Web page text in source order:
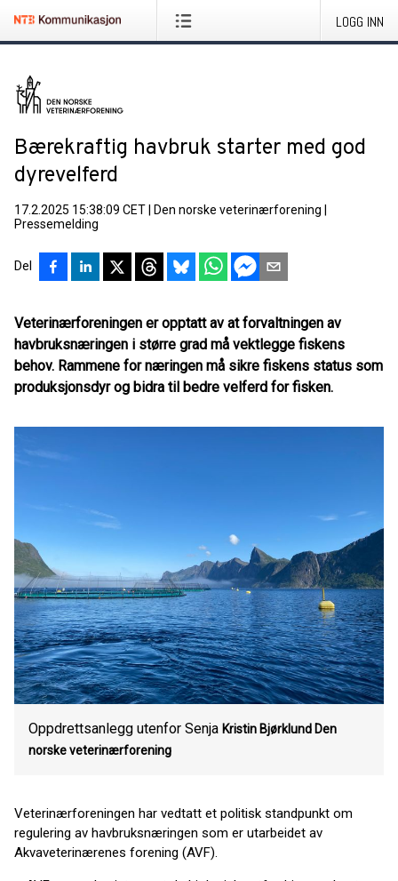
LOGG INN
Bærekraftig havbruk starter med god
dyrevelferd
17.2.2025 15:38:09 CET Den norske veterinærforening
Pressemelding
Del
Veterinærforeningen er opptatt av at forvaltningen av
havbruksnæringen i større grad må vektlegge fiskens
behov. Rammene for næringen må sikre fiskens status som
produksjonsdyr og bidra til bedre velferd for fisken.
Oppdrettsanlegg utenfor Senja Kristin Bjørklund Den
norske veterinærforening
Veterinærforeningen har vedtatt et politisk standpunkt om
regulering av havbruksnæringen som er utarbeidet av
Akvaveterinærenes forening (AVF).